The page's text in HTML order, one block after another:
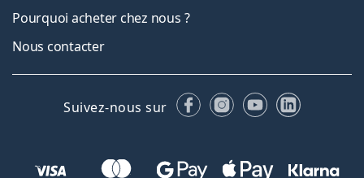
Pourquoi acheter chez nous ?
Nous contacter
Suivez-nous sur FacebookInstagram
YouTubeLinkedIn